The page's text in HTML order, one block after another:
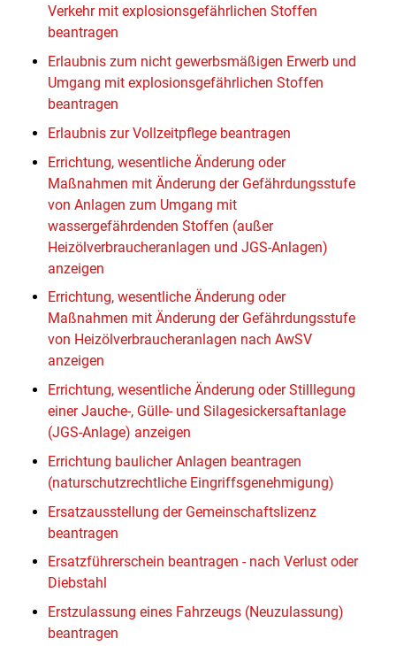
Verkehr mit explosionsgefährlichen Stoffen
beantragen
Erlaubnis zum nicht gewerbsmäßigen Erwerb und
Umgang mit explosionsgefährlichen Stoffen
beantragen
Erlaubnis zur Vollzeitpflege beantragen
Errichtung, wesentliche Änderung oder
Maßnahmen mit Änderung der Gefährdungsstufe
von Anlagen zum Umgang mit
wassergefährdenden Stoffen (außer
Heizölverbraucheranlagen und JGS-Anlagen)
anzeigen
Errichtung, wesentliche Änderung oder
Maßnahmen mit Änderung der Gefährdungsstufe
von Heizölverbraucheranlagen nach AwSV
anzeigen
Errichtung, wesentliche Änderung oder Stilllegung
einer Jauche-, Gülle- und Silagesickersaftanlage
(JGS-Anlage) anzeigen
Errichtung baulicher Anlagen beantragen
(naturschutzrechtliche Eingriffsgenehmigung)
Ersatzausstellung der Gemeinschaftslizenz
beantragen
Ersatzführerschein beantragen - nach Verlust oder
Diebstahl
Erstzulassung eines Fahrzeugs (Neuzulassung)
beantragen